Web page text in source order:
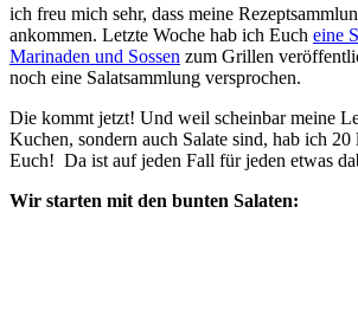
ich freu mich sehr, dass meine
ankommen. Letzte Woche hab ich Euch eine
Marinaden und Sossen zum Grillen
noch eine Salatsammlung versprochen.
Die kommt jetzt! Und weil scheinbar meine
Kuchen, sondern auch Salate sind, hab ich
Euch! Da ist auf jeden Fall für jeden etwas
Wir starten mit den bunten Salaten: